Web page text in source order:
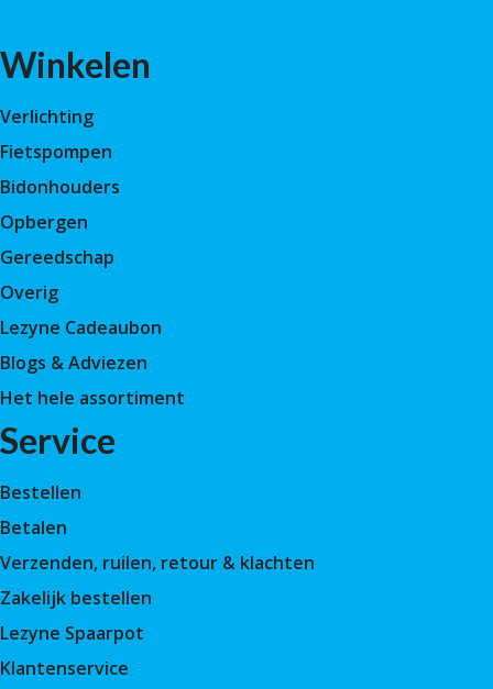
Winkelen
Verlichting
Fietspompen
Bidonhouders
Opbergen
Gereedschap
Overig
Lezyne Cadeaubon
Blogs & Adviezen
Het hele assortiment
Service
Bestellen
Betalen
Verzenden, ruilen, retour & klachten
Zakelijk bestellen
Lezyne Spaarpot
Klantenservice